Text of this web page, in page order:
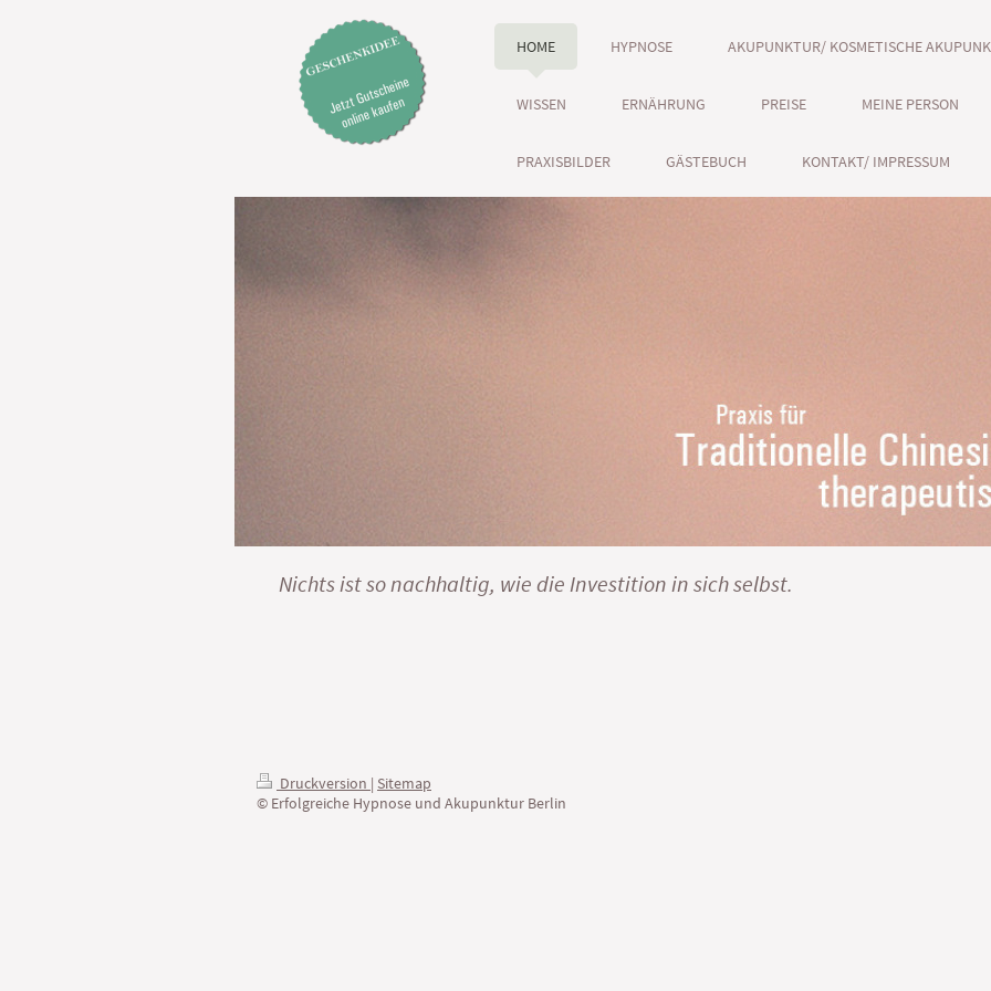
HOME HYPNOSE AKUPUNKTUR/ KOSMETISCHE
WISSEN ERNÄHRUNG PREISE MEINE PERSON
PRAXISBILDER GÄSTEBUCH KONTAKT/ IMPRESSUM
Nichts ist so nachhaltig, wie die Investition in sich selbst.
Druckversion | Sitemap
© Erfolgreiche Hypnose und Akupunktur Berlin